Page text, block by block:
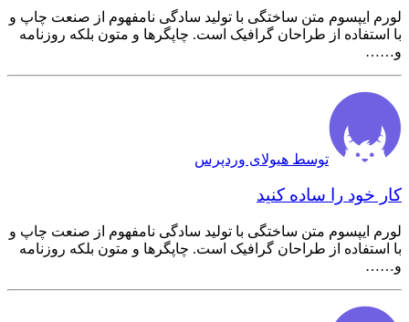
لورم ایپسوم متن ساختگی با تولید سادگی نامفهوم از صنعت چاپ و
با استفاده از طراحان گرافیک است. چاپگرها و متون بلکه روزنامه
و……
توسط هیولای وردپرس
کار خود را ساده کنید
لورم ایپسوم متن ساختگی با تولید سادگی نامفهوم از صنعت چاپ و
با استفاده از طراحان گرافیک است. چاپگرها و متون بلکه روزنامه
و……